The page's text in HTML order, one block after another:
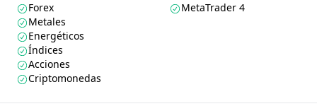
Forex
Metales
Energéticos
Índices
Acciones
Criptomonedas
MetaTrader 4